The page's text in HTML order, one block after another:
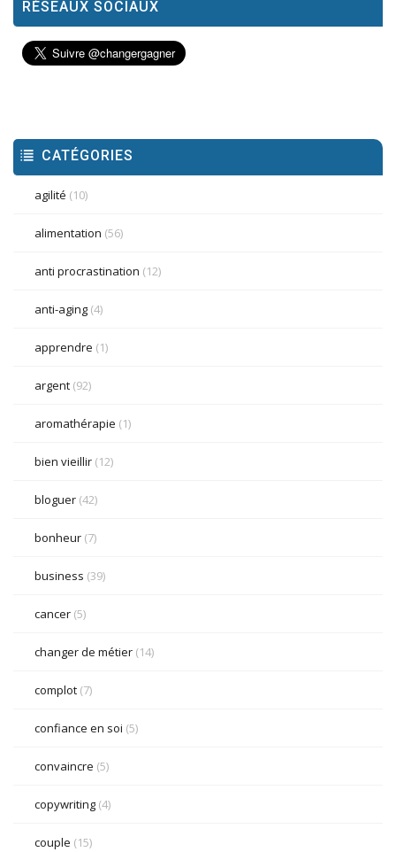
RÉSEAUX SOCIAUX
CATÉGORIES
agilité (10)
alimentation (56)
anti procrastination (12)
anti-aging (4)
apprendre (1)
argent (92)
aromathérapie (1)
bien vieillir (12)
bloguer (42)
bonheur (7)
business (39)
cancer (5)
changer de métier (14)
complot (7)
confiance en soi (5)
convaincre (5)
copywriting (4)
couple (15)